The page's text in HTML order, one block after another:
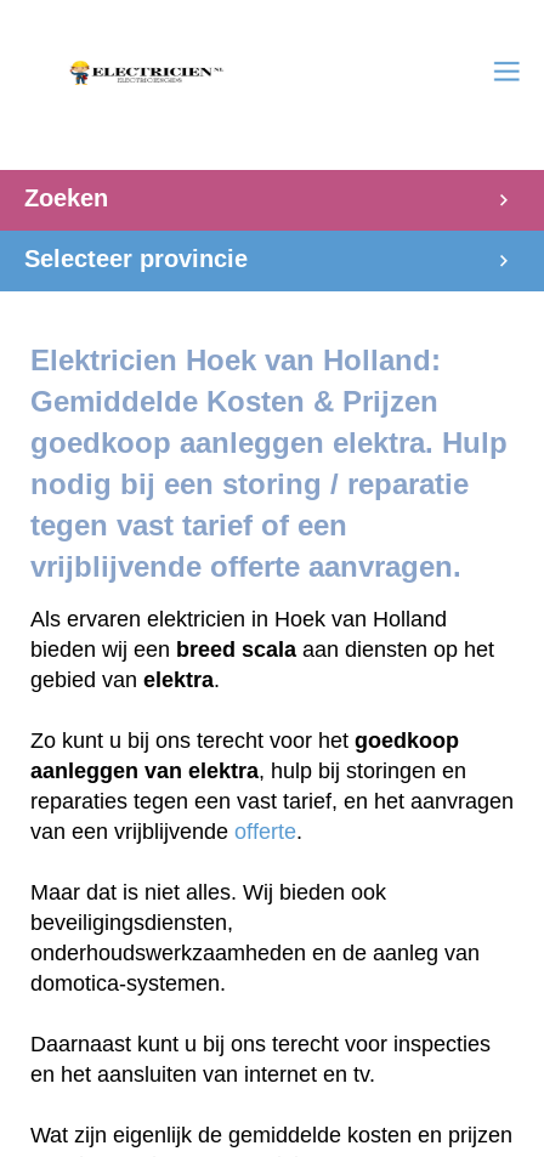
Zoeken
Selecteer provincie
Elektricien Hoek van Holland:
Gemiddelde Kosten & Prijzen
goedkoop aanleggen elektra. Hulp
nodig bij een storing / reparatie
tegen vast tarief of een
vrijblijvende offerte aanvragen.
Als ervaren elektricien in Hoek van Holland
bieden wij een breed scala aan diensten op het
gebied van elektra.
Zo kunt u bij ons terecht voor het goedkoop
aanleggen van elektra, hulp bij storingen en
reparaties tegen een vast tarief, en het aanvragen
van een vrijblijvende offerte.
Maar dat is niet alles. Wij bieden ook
beveiligingsdiensten,
onderhoudswerkzaamheden en de aanleg van
domotica-systemen.
Daarnaast kunt u bij ons terecht voor inspecties
en het aansluiten van internet en tv.
Wat zijn eigenlijk de gemiddelde kosten en prijzen